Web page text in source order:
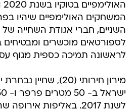
השניים, חברי אגודת השחייה
לספורטאים מוכשרים ומבטיחים
לראשונה תמיכה כספית מגוף
מירון חירותי (20),